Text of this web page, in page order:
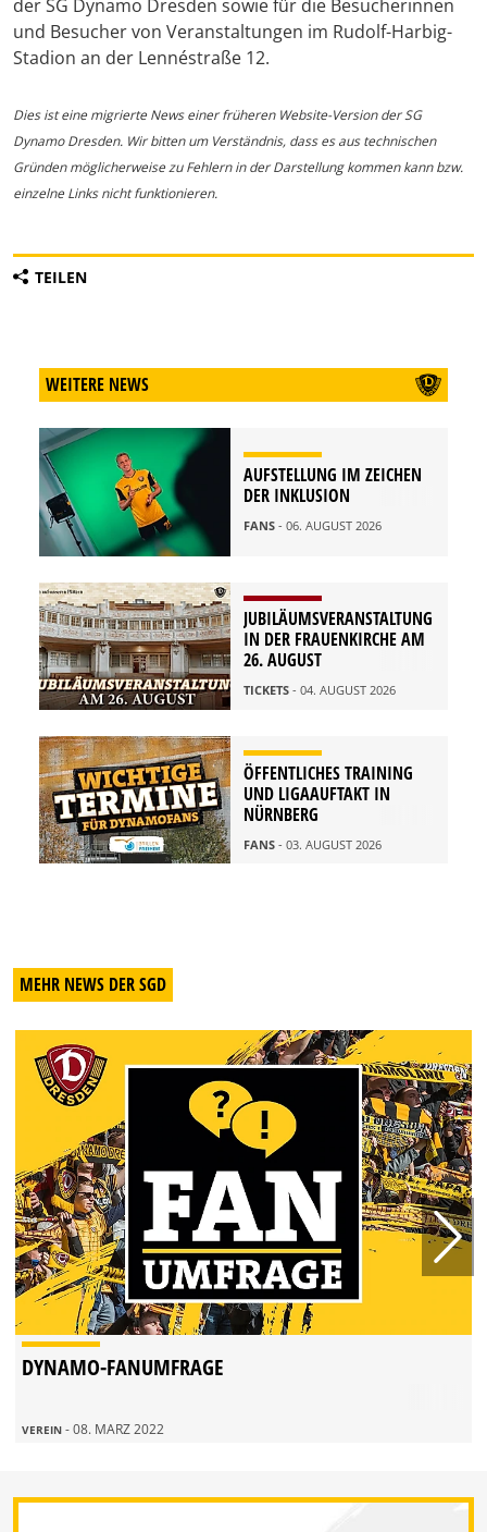
der SG Dynamo Dresden sowie für die Besucherinnen
und Besucher von Veranstaltungen im Rudolf-Harbig-
Stadion an der Lennéstraße 12.
Dies ist eine migrierte News einer früheren Website-Version der SG
Dynamo Dresden. Wir bitten um Verständnis, dass es aus technischen
Gründen möglicherweise zu Fehlern in der Darstellung kommen kann bzw.
einzelne Links nicht funktionieren.
TEILEN
WEITERE NEWS
AUFSTELLUNG IM ZEICHEN
DER INKLUSION
FANS - 06. AUGUST 2026
JUBILÄUMSVERANSTALTUNG
IN DER FRAUENKIRCHE AM
26. AUGUST
TICKETS - 04. AUGUST 2026
ÖFFENTLICHES TRAINING
UND LIGAAUFTAKT IN
NÜRNBERG
FANS - 03. AUGUST 2026
MEHR NEWS DER SGD
DYNAMO-FANUMFRAGE
VEREIN - 08. MÄRZ 2022